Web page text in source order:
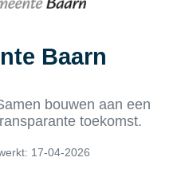
Baarn
bouwen aan een
toekomst.
17-04-2026